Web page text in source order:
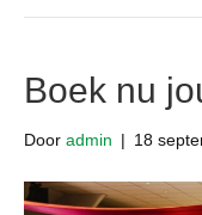
Boek nu
Door admin | 18